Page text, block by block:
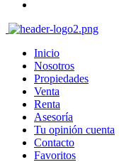
Inicio
Nosotros
Propiedades
Venta
Renta
Asesoría
Tu opinión cuenta
Contacto
Favoritos